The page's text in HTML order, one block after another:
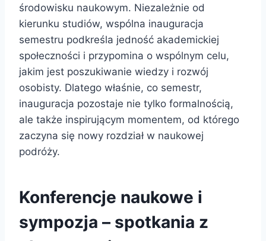
środowisku naukowym. Niezależnie od
kierunku studiów, wspólna inauguracja
semestru podkreśla jedność akademickiej
społeczności i przypomina o wspólnym celu,
jakim jest poszukiwanie wiedzy i rozwój
osobisty. Dlatego właśnie, co semestr,
inauguracja pozostaje nie tylko formalnością,
ale także inspirującym momentem, od którego
zaczyna się nowy rozdział w naukowej
podróży.
Konferencje naukowe i
sympozja – spotkania z